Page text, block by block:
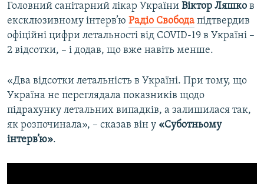
Усі сайти RFE/RL
Головний санітарний лікар України Віктор Ляшко в
ексклюзивному інтерв’ю Радіо Свобода підтвердив
офіційні цифри летальності від COVID-19 в Україні –
2 відсотки, – і додав, що вже навіть менше.
«Два відсотки летальність в Україні. При тому, що
Україна не переглядала показників щодо
підрахунку летальних випадків, а залишилася так,
як розпочинала», – сказав він у «Суботньому
інтерв’ю».